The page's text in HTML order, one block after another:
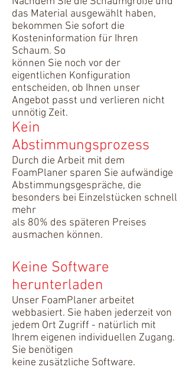
das Material ausgewählt haben,
bekommen Sie sofort die
Kosteninformation für Ihren
Schaum. So
können Sie noch vor der
eigentlichen Konfiguration
entscheiden, ob Ihnen unser
Angebot passt und verlieren nicht
unnötig Zeit.
Kein
Abstimmungsprozess
Durch die Arbeit mit dem
FoamPlaner sparen Sie aufwändige
Abstimmungsgespräche, die
besonders bei Einzelstücken schnell
mehr
als 80% des späteren Preises
ausmachen können.
Keine Software
herunterladen
Unser FoamPlaner arbeitet
webbasiert. Sie haben jederzeit von
jedem Ort Zugriff - natürlich mit
Ihrem eigenen individuellen Zugang.
Sie benötigen
keine zusätzliche Software.